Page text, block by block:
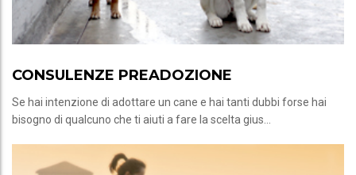
CONSULENZE PREADOZIONE
Se hai intenzione di adottare un cane e hai tanti dubbi forse hai
bisogno di qualcuno che ti aiuti a fare la scelta gius...